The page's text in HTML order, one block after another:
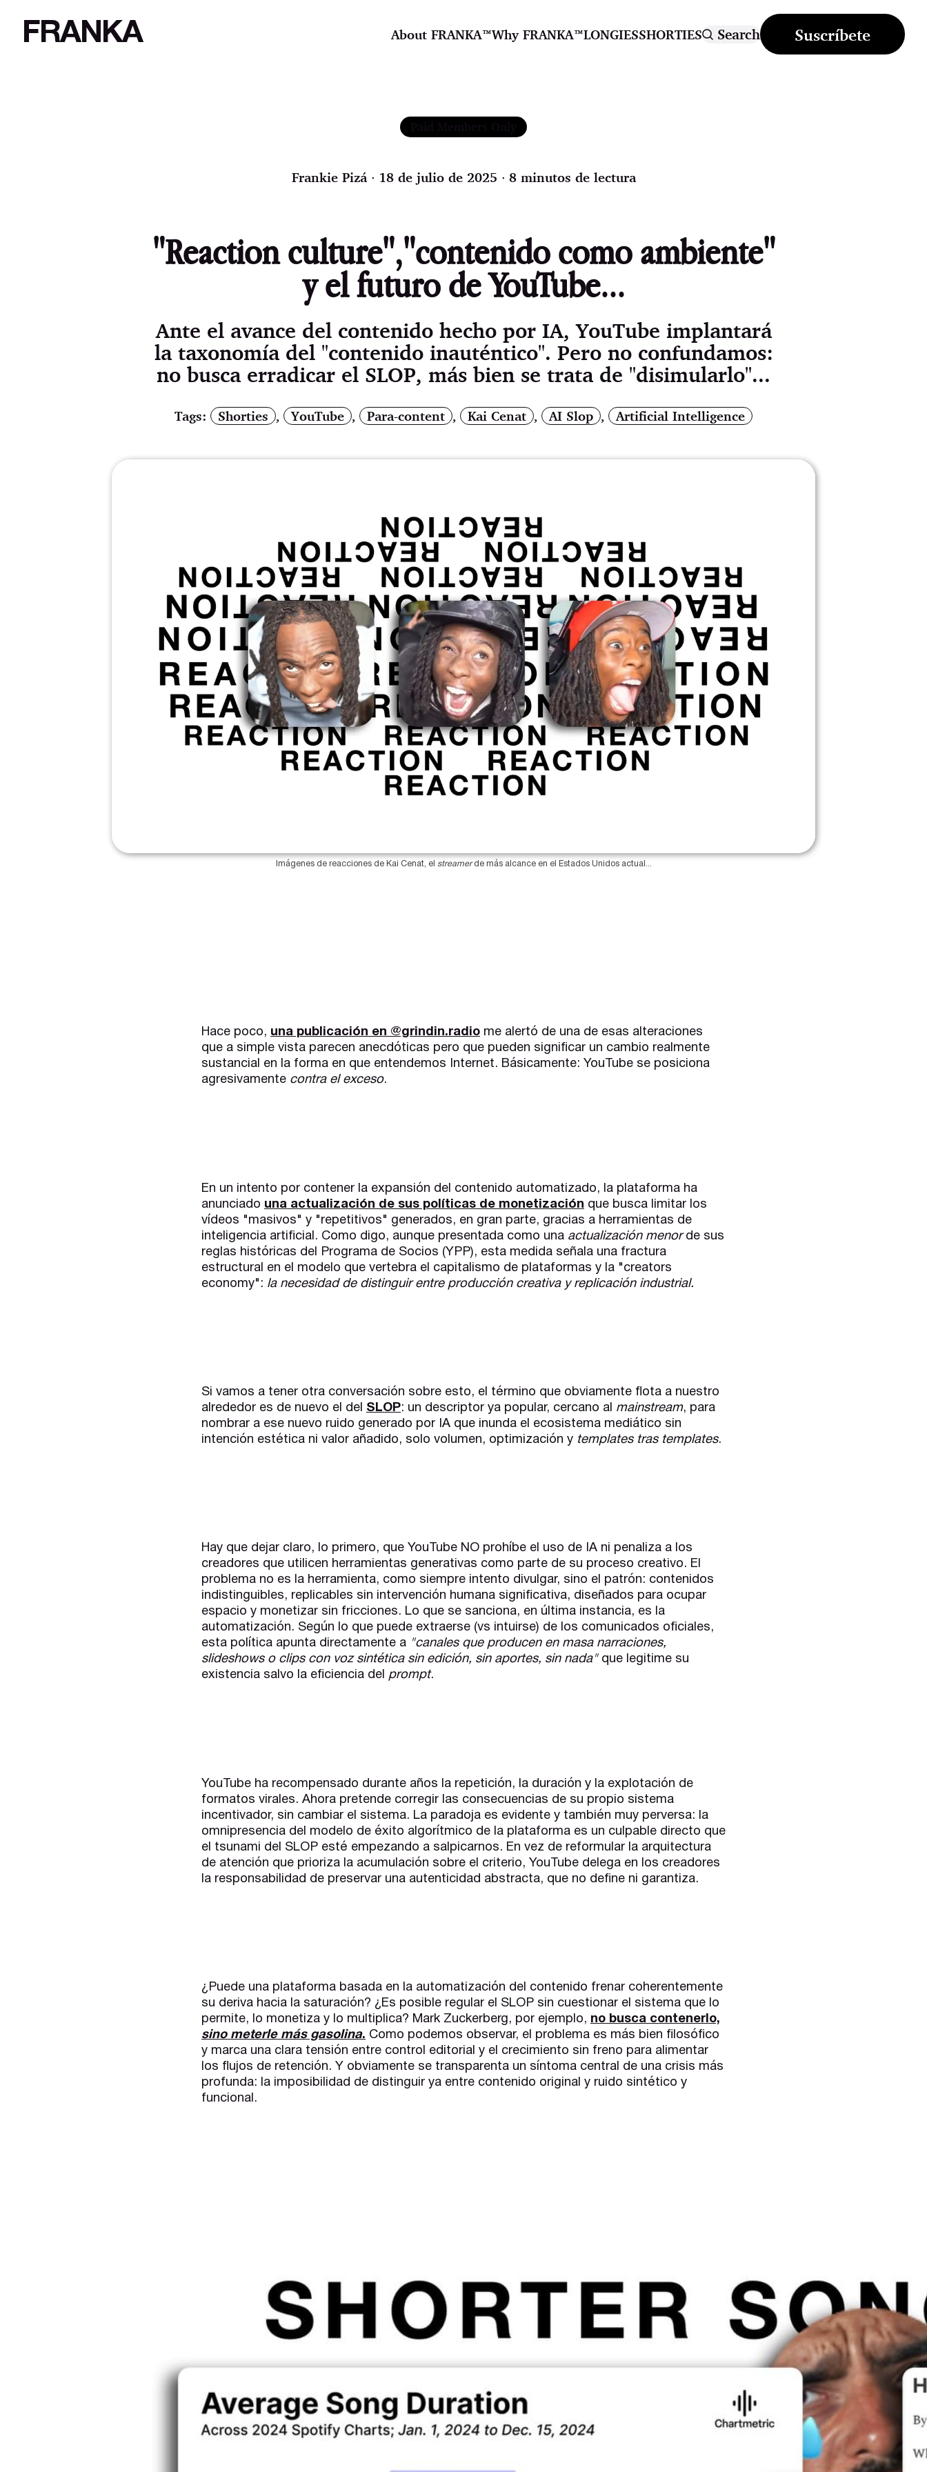
FRANKA About FRANKA™️Why FRANKA™️LONGIESSHORTIES Search Suscríbete
Frankie Pizá ∙ 18 de julio de 2025 ∙ 8 minutos de lectura
"Reaction culture","contenido como ambiente"
y el futuro de YouTube...
Ante el avance del contenido hecho por IA, YouTube implantará
la taxonomía del "contenido inauténtico". Pero no confundamos:
no busca erradicar el SLOP, más bien se trata de "disimularlo"...
Tags: Shorties , YouTube , Para-content , Kai Cenat , AI Slop , Artificial Intelligence
Imágenes de reacciones de Kai Cenat, el streamer de más alcance en el Estados Unidos actual...
Hace poco, una publicación en @grindin.radio me alertó de una de esas alteraciones
que a simple vista parecen anecdóticas pero que pueden significar un cambio realmente
sustancial en la forma en que entendemos Internet. Básicamente: YouTube se posiciona
agresivamente contra el exceso.
En un intento por contener la expansión del contenido automatizado, la plataforma ha
anunciado una actualización de sus políticas de monetización que busca limitar los
vídeos "masivos" y "repetitivos" generados, en gran parte, gracias a herramientas de
inteligencia artificial. Como digo, aunque presentada como una actualización menorde sus
reglas históricas del Programa de Socios (YPP), esta medida señala una fractura
estructural en el modelo que vertebra el capitalismo de plataformas y la "creators
economy": la necesidad de distinguir entre producción creativa y replicación industrial.
Si vamos a tener otra conversación sobre esto, el término que obviamente flota a nuestro
alrededor es de nuevo el del SLOP: un descriptor ya popular, cercano al mainstream, para
nombrar a ese nuevo ruido generado por IA que inunda el ecosistema mediático sin
intención estética ni valor añadido, solo volumen, optimización y templates tras templates.
Hay que dejar claro, lo primero, que YouTube NO prohíbe el uso de IA ni penaliza a los
creadores que utilicen herramientas generativas como parte de su proceso creativo. El
problema no es la herramienta, como siempre intento divulgar, sino el patrón: contenidos
indistinguibles, replicables sin intervención humana significativa, diseñados para ocupar
espacio y monetizar sin fricciones. Lo que se sanciona, en última instancia, es la
automatización. Según lo que puede extraerse (vs intuirse) de los comunicados oficiales,
esta política apunta directamente a "canales que producen en masa narraciones,
slideshows o clips con voz sintética sin edición, sin aportes, sin nada" que legitime su
existencia salvo la eficiencia del prompt.
YouTube ha recompensado durante años la repetición, la duración y la explotación de
formatos virales. Ahora pretende corregir las consecuencias de su propio sistema
incentivador, sin cambiar el sistema. La paradoja es evidente y también muy perversa: la
omnipresencia del modelo de éxito algorítmico de la plataforma es un culpable directo que
el tsunami del SLOP esté empezando a salpicarnos. En vez de reformular la arquitectura
de atención que prioriza la acumulación sobre el criterio, YouTube delega en los creadores
la responsabilidad de preservar una autenticidad abstracta, que no define ni garantiza.
¿Puede una plataforma basada en la automatización del contenido frenar coherentemente
su deriva hacia la saturación? ¿Es posible regular el SLOP sin cuestionar el sistema que lo
permite, lo monetiza y lo multiplica? Mark Zuckerberg, por ejemplo, no busca contenerlo,
sino meterle más gasolina. Como podemos observar, el problema es más bien filosófico
y marca una clara tensión entre control editorial y el crecimiento sin freno para alimentar
los flujos de retención. Y obviamente se transparenta un síntoma central de una crisis más
profunda: la imposibilidad de distinguir ya entre contenido original y ruido sintético y
funcional.